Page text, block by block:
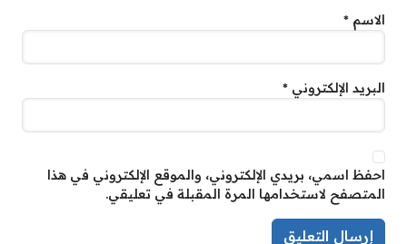
الاسم *
البريد الإلكتروني *
احفظ اسمي، بريدي الإلكتروني، والموقع الإلكتروني في هذا
المتصفح لاستخدامها المرة المقبلة في تعليقي.